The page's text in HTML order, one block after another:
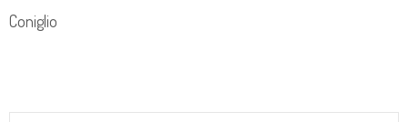
Coniglio